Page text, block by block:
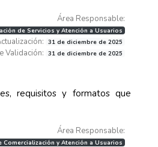
Área Responsable:
de Servicios y Atención a Usuarios
31 de diciembre de 2025
Validación: 31 de diciembre de 2025
requisitos y formatos que
Área Responsable:
Comercialización y Atención a Usuarios